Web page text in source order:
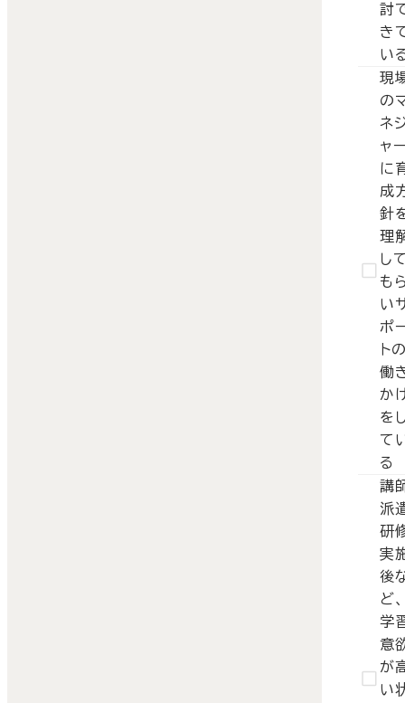
討
き
い
現
の
ネ
ャ
に
成
針
理
し
も
い
ポ
ト
働
か
を
て
る
講
派
研
実
後
ど、
学
意
が
い